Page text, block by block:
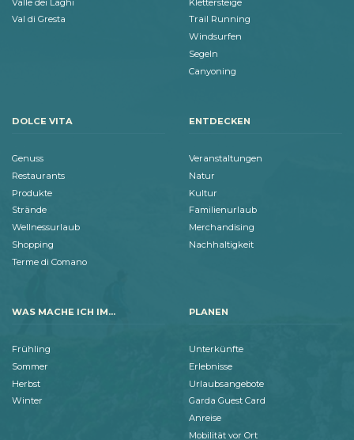
Val di Gresta
Trail Running
Windsurfen
Segeln
Canyoning
DOLCE VITA
Genuss
Restaurants
Produkte
Strände
Wellnessurlaub
Shopping
Terme di Comano
ENTDECKEN
Veranstaltungen
Natur
Kultur
Familienurlaub
Merchandising
Nachhaltigkeit
WAS MACHE ICH IM...
Frühling
Sommer
Herbst
Winter
PLANEN
Unterkünfte
Erlebnisse
Urlaubsangebote
Garda Guest Card
Anreise
Mobilität vor Ort